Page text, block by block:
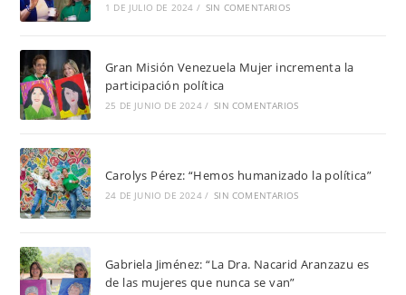
1 DE JULIO DE 2024 / SIN COMENTARIOS
Gran Misión Venezuela Mujer incrementa la
participación política
25 DE JUNIO DE 2024 / SIN COMENTARIOS
Carolys Pérez: “Hemos humanizado la política”
24 DE JUNIO DE 2024 / SIN COMENTARIOS
Gabriela Jiménez: “La Dra. Nacarid Aranzazu es
de las mujeres que nunca se van”